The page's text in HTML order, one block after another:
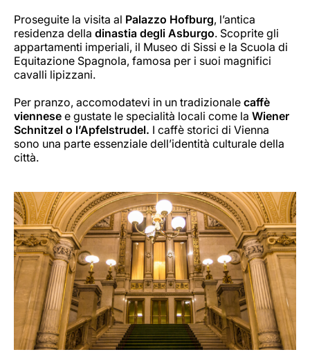
Proseguite la visita al Palazzo Hofburg, l’antica
residenza della dinastia degli Asburgo. Scoprite gli
appartamenti imperiali, il Museo di Sissi e la Scuola di
Equitazione Spagnola, famosa per i suoi magnifici
cavalli lipizzani.
Per pranzo, accomodatevi in un tradizionale caffè
viennese e gustate le specialità locali come la Wiener
Schnitzel o l’Apfelstrudel. I caffè storici di Vienna
sono una parte essenziale dell’identità culturale della
città.